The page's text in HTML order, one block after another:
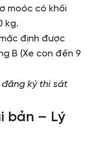
moóc có khối
kg.
định được
B (Xe con đến 9
đăng ký thi sát
bản – Lý